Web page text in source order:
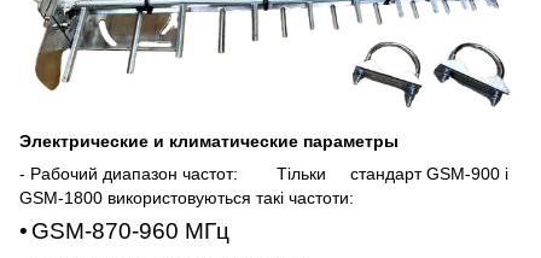
Электрические и климатические параметры
- Рабочий диапазон частот: Тільки стандарт GSM-900 і
GSM-1800 використовуються такі частоти:
• GSM-870-960 МГц